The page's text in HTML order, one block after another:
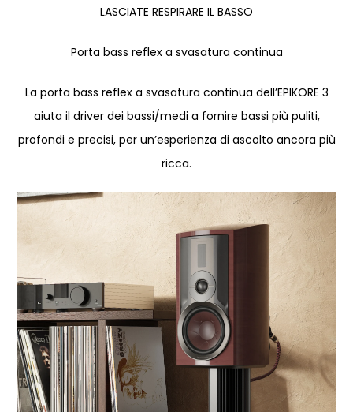
LASCIATE RESPIRARE IL BASSO
Porta bass reflex a svasatura continua
La porta bass reflex a svasatura continua dell’EPIKORE 3
aiuta il driver dei bassi/medi a fornire bassi più puliti,
profondi e precisi, per un’esperienza di ascolto ancora più
ricca.